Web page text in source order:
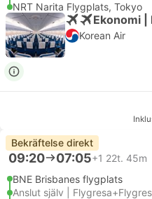
NRT Narita Flygplats, Tokyo
Ekonomi |
Korean Air
Bekräftelse direkt
09:20 07:05+1 22t. 45m
BNE Brisbanes flygplats
Anslut själv |